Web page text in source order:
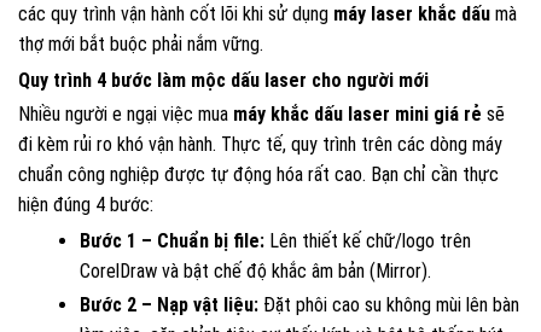
các quy trình vận hành cốt lõi khi sử dụng máy laser khắc dấu mà
thợ mới bắt buộc phải nắm vững.
Quy trình 4 bước làm mộc dấu laser cho người mới
Nhiều người e ngại việc mua máy khắc dấu laser mini giá rẻ sẽ
đi kèm rủi ro khó vận hành. Thực tế, quy trình trên các dòng máy
chuẩn công nghiệp được tự động hóa rất cao. Bạn chỉ cần thực
hiện đúng 4 bước:
Bước 1 – Chuẩn bị file:Lên thiết kế chữ/logo trên
CorelDraw và bật chế độ khắc âm bản (Mirror).
Bước 2 – Nạp vật liệu:Đặt phôi cao su không mùi lên bàn